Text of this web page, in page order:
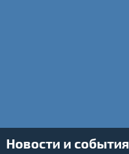
Новости и события